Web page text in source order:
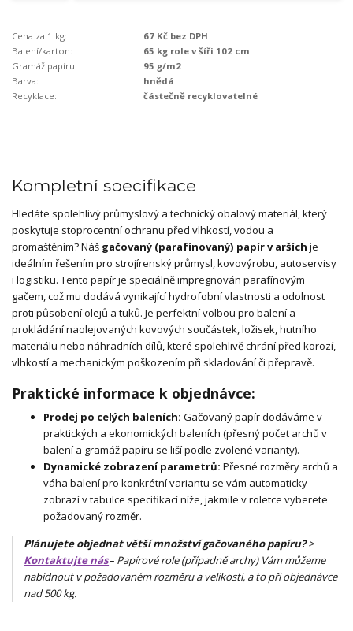
Cena za 1 kg:
67 Kč bez DPH
Balení/karton:
65 kg role v šíři 102 cm
Gramáž papíru:
95 g/m2
Barva:
hnědá
Recyklace:
částečně recyklovatelné
Kompletní specifikace
Hledáte spolehlivý průmyslový a technický obalový materiál, který
poskytuje stoprocentní ochranu před vlhkostí, vodou a
promaštěním? Náš gačovaný (parafínovaný) papír v arších je
ideálním řešením pro strojírenský průmysl, kovovýrobu, autoservisy
i logistiku. Tento papír je speciálně impregnován parafínovým
gačem, což mu dodává vynikající hydrofobní vlastnosti a odolnost
proti působení olejů a tuků. Je perfektní volbou pro balení a
prokládání naolejovaných kovových součástek, ložisek, hutního
materiálu nebo náhradních dílů, které spolehlivě chrání před korozí,
vlhkostí a mechanickým poškozením při skladování či přepravě.
Praktické informace k objednávce:
Prodej po celých baleních: Gačovaný papír dodáváme v
praktických a ekonomických baleních (přesný počet archů v
balení a gramáž papíru se liší podle zvolené varianty).
Dynamické zobrazení parametrů: Přesné rozměry archů a
váha balení pro konkrétní variantu se vám automaticky
zobrazí v tabulce specifikací níže, jakmile v roletce vyberete
požadovaný rozměr.
Plánujete objednat větší množství gačovaného papíru?>
Kontaktujte nás– Papírové role (případně archy) Vám můžeme
nabídnout v požadovaném rozměru a velikosti, a to při objednávce
nad 500 kg.